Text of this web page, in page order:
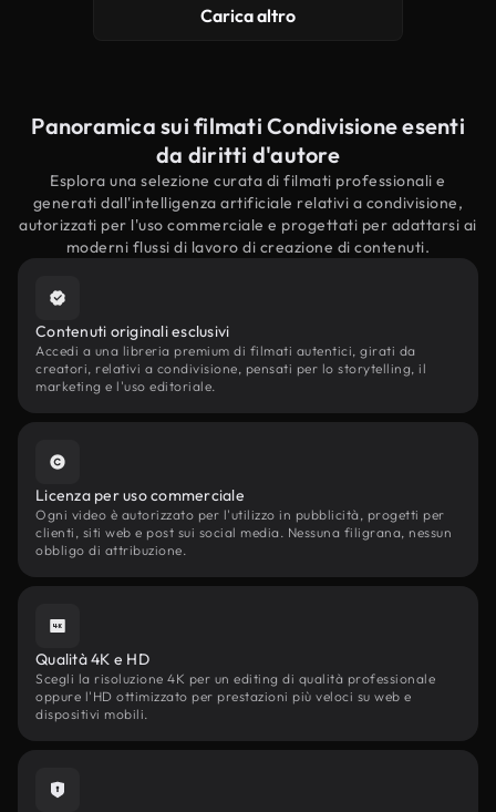
Carica altro
Panoramica sui filmati Condivisione esenti
da diritti d'autore
Esplora una selezione curata di filmati professionali e
generati dall'intelligenza artificiale relativi a condivisione,
autorizzati per l'uso commerciale e progettati per adattarsi ai
moderni flussi di lavoro di creazione di contenuti.
Contenuti originali esclusivi
Accedi a una libreria premium di filmati autentici, girati da
creatori, relativi a condivisione, pensati per lo storytelling, il
marketing e l'uso editoriale.
Licenza per uso commerciale
Ogni video è autorizzato per l'utilizzo in pubblicità, progetti per
clienti, siti web e post sui social media. Nessuna filigrana, nessun
obbligo di attribuzione.
Qualità 4K e HD
Scegli la risoluzione 4K per un editing di qualità professionale
oppure l'HD ottimizzato per prestazioni più veloci su web e
dispositivi mobili.